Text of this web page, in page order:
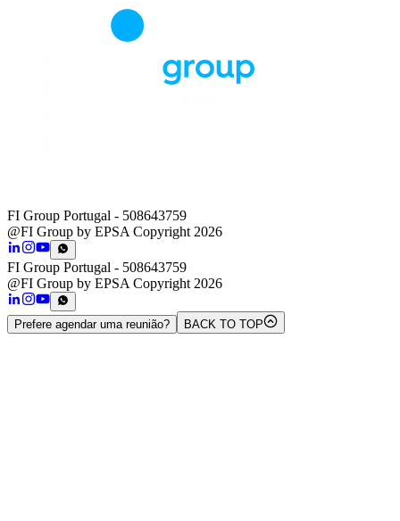
FI Group Portugal - 508643759
@FI Group by EPSA Copyright 2026
FI Group Portugal - 508643759
@FI Group by EPSA Copyright 2026
Prefere agendar uma reunião? BACK TO TOP